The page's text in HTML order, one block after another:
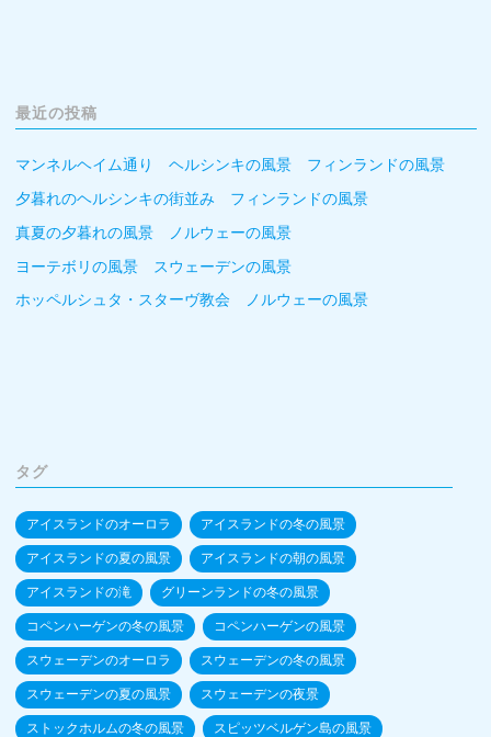
最近の投稿
マンネルヘイム通り ヘルシンキの風景 フィンランドの風景
夕暮れのヘルシンキの街並み フィンランドの風景
真夏の夕暮れの風景 ノルウェーの風景
ヨーテボリの風景 スウェーデンの風景
ホッペルシュタ・スターヴ教会 ノルウェーの風景
タグ
アイスランドのオーロラ アイスランドの冬の風景
アイスランドの夏の風景 アイスランドの朝の風景
アイスランドの滝 グリーンランドの冬の風景
コペンハーゲンの冬の風景 コペンハーゲンの風景
スウェーデンのオーロラ スウェーデンの冬の風景
スウェーデンの夏の風景 スウェーデンの夜景
ストックホルムの冬の風景 スピッツベルゲン島の風景